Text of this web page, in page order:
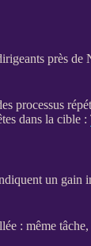
près de
processus
dans la cible :
un gain
: même